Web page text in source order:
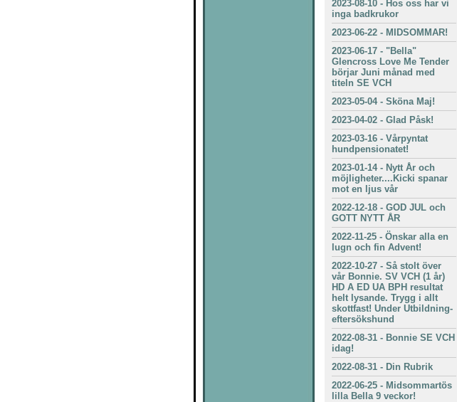
2023-08-10 - Hos oss har vi
inga badkrukor
2023-06-22 - MIDSOMMAR!
2023-06-17 - "Bella"
Glencross Love Me Tender
börjar Juni månad med
titeln SE VCH
2023-05-04- Sköna Maj!
2023-04-02 - Glad Påsk!
2023-03-16 - Vårpyntat
hundpensionatet!
2023-01-14- Nytt År och
möjligheter....Kicki spanar
mot en ljus vår
2022-12-18 - GOD JUL och
GOTT NYTT ÅR
2022-11-25 - Önskar alla en
lugn och fin Advent!
2022-10-27 - Så stolt över
vår Bonnie. SV VCH (1 år)
HD A ED UA BPH resultat
helt lysande. Trygg i allt
skottfast! Under Utbildning-
eftersökshund
2022-08-31 - Bonnie SE VCH
idag!
2022-08-31 - Din Rubrik
2022-06-25 - Midsommartös
lilla Bella 9 veckor!